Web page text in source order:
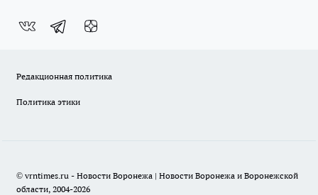
Редакционная политика
Политика этики
© vrntimes.ru - Новости Воронежа | Новости Воронежа и Воронежской
области, 2004-2026